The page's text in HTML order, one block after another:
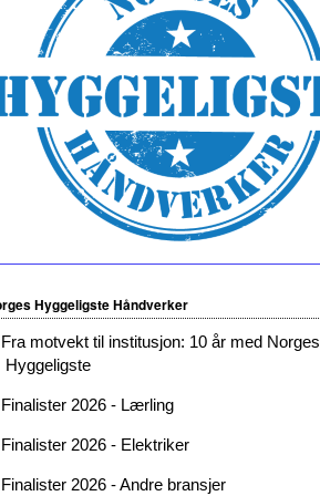
Hyggeligste Håndverker
Fra motvekt til institusjon: 10 år med Norges
Hyggeligste
Finalister 2026 - Lærling
Finalister 2026 - Elektriker
Finalister 2026 - Andre bransjer